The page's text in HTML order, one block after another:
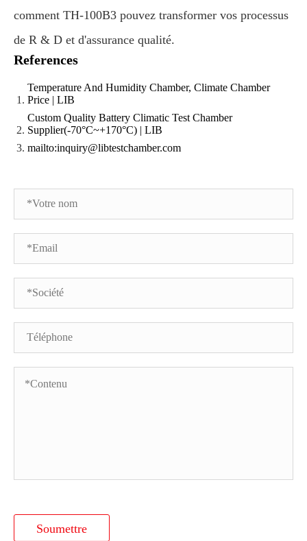
comment TH-100B3 pouvez transformer vos processus
de R & D et d'assurance qualité.
References
Temperature And Humidity Chamber, Climate Chamber
Price | LIB
Custom Quality Battery Climatic Test Chamber
Supplier(-70°C~+170°C) | LIB
mailto:inquiry@libtestchamber.com
Soumettre